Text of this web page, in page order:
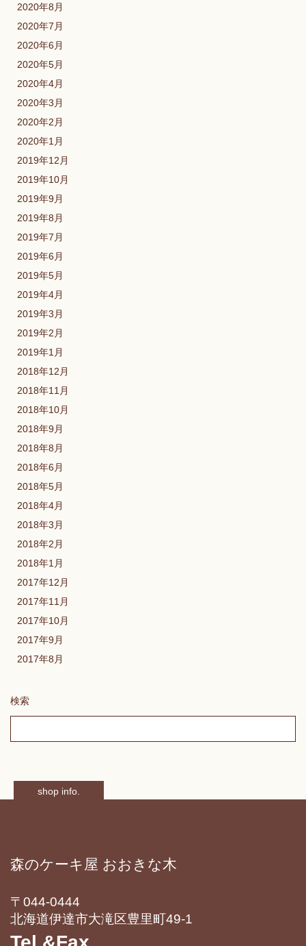
2020年8月
2020年7月
2020年6月
2020年5月
2020年4月
2020年3月
2020年2月
2020年1月
2019年12月
2019年10月
2019年9月
2019年8月
2019年7月
2019年6月
2019年5月
2019年4月
2019年3月
2019年2月
2019年1月
2018年12月
2018年11月
2018年10月
2018年9月
2018年8月
2018年6月
2018年5月
2018年4月
2018年3月
2018年2月
2018年1月
2017年12月
2017年11月
2017年10月
2017年9月
2017年8月
検索
shop info.
森のケーキ屋 おおきな木
〒044-0444
北海道伊達市大滝区豊里町49-1